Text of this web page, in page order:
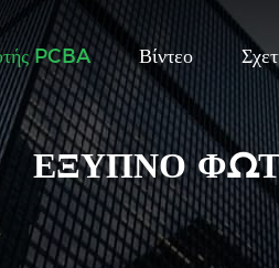
PCBA Βίντεο
ΈΞΥΠΝΟ